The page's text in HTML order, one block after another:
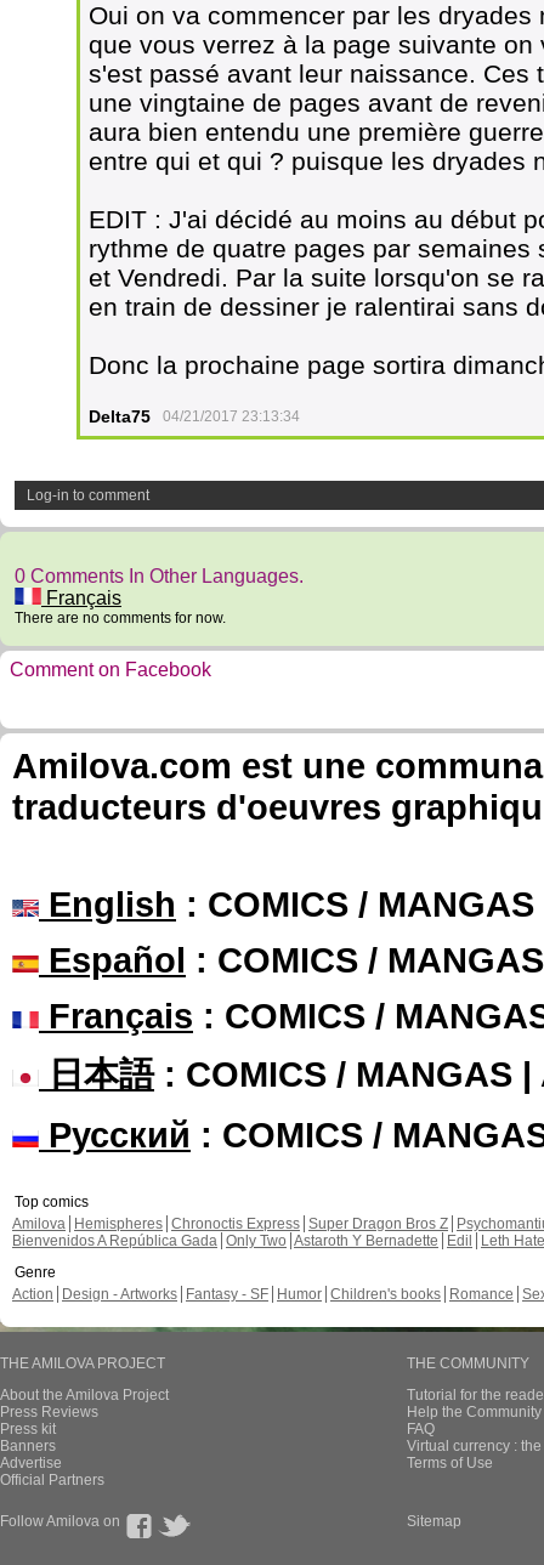
Oui on va commencer par les
que vous verrez à la page suivante
s'est passé avant leur naissance. Ces
une vingtaine de pages avant de
aura bien entendu une première
entre qui et qui ? puisque les dryades
EDIT : J'ai décidé au moins au début
rythme de quatre pages par
et Vendredi. Par la suite lorsqu'on se
en train de dessiner je ralentirai sans
Donc la prochaine page sortira
Delta75 04/21/2017 23:13:34
Log-in to comment
0 Comments In Other Languages.
Français
There are no comments for now.
Comment on Facebook
Amilova.com est une
traducteurs d'oeuvres
English : COMICS /
Español : COMICS /
Français : COMICS /
日本語: COMICS / MANGAS |
Русский : COMICS /
Top comics
Amilova
Hemispheres Chronoctis Express Super Dragon Bros Z
Bienvenidos A República Gada Only Two Astaroth Y Bernadette Edil
Leth Hate
Genre
Action
Design - Artworks Fantasy - SF Humor Children's books Romance
THE AMILOVA PROJECT
About the Amilova Project
Press Reviews
Press kit
Banners
Advertise
Official Partners
THE COMMUNITY
Tutorial for the
Help the
FAQ
Virtual currency :
Terms of Use
Follow Amilova on Sitemap